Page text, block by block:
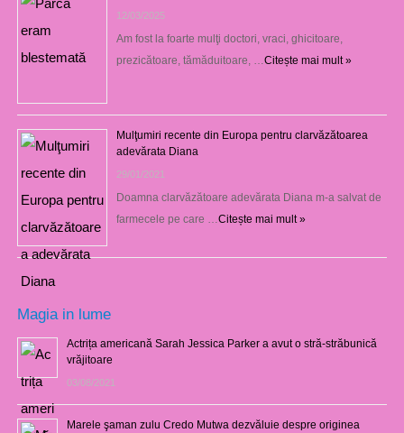
12/03/2025
Am fost la foarte mulţi doctori, vraci, ghicitoare,
prezicătoare, tămăduitoare, … Citește mai mult »
Mulţumiri recente din Europa pentru clarvăzătoarea
adevărata Diana
29/01/2021
Doamna clarvăzătoare adevărata Diana m-a salvat de
farmecele pe care … Citește mai mult »
Magia in lume
Actrița americană Sarah Jessica Parker a avut o stră-străbunică
vrăjitoare
03/08/2021
Marele şaman zulu Credo Mutwa dezvăluie despre originea